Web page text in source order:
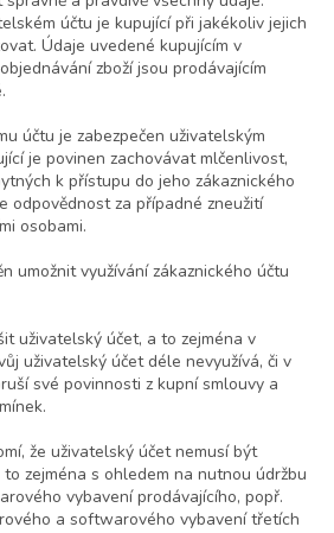
účtu je kupující při jakékoliv jejich
Údaje uvedené kupujícím v
zboží jsou prodávajícím
účtu je zabezpečen uživatelským
je povinen zachovávat mlčenlivost,
k přístupu do jeho zákaznického
odpovědnost za případné zneužití
osobami.
umožnit využívání zákaznického účtu
uživatelský účet, a to zejména v
uživatelský účet déle nevyužívá, či v
své povinnosti z kupní smlouvy a
že uživatelský účet nemusí být
zejména s ohledem na nutnou údržbu
vybavení prodávajícího, popř.
a softwarového vybavení třetích